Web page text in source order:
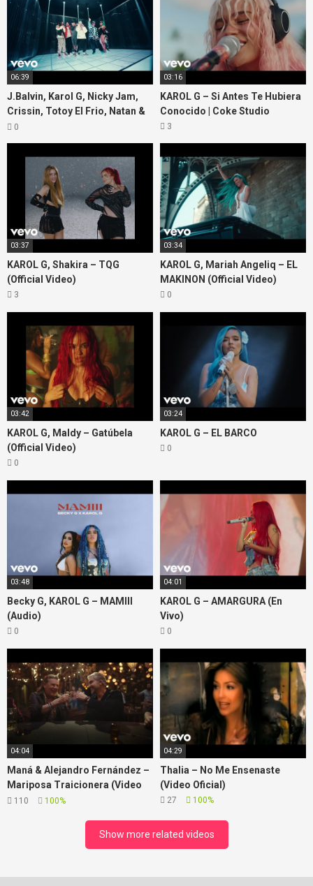
06:39
J.Balvin, Karol G, Nicky Jam,
Crissin, Totoy El Frio, Natan &
Shander – Poblado
0
03:16
KAROL G – Si Antes Te Hubiera
Conocido | Coke Studio
3
03:37
KAROL G, Shakira – TQG
(Official Video)
3
03:34
KAROL G, Mariah Angeliq – EL
MAKINON (Official Video)
0
03:42
KAROL G, Maldy – Gatúbela
(Official Video)
0
03:24
KAROL G – EL BARCO
0
03:48
Becky G, KAROL G – MAMIII
(Audio)
0
04:01
KAROL G – AMARGURA (En
Vivo)
0
04:04
Maná & Alejandro Fernández –
Mariposa Traicionera (Video
Oficial)
110 100%
04:29
Thalia – No Me Ensenaste
(Video Oficial)
27 100%
Show more related videos